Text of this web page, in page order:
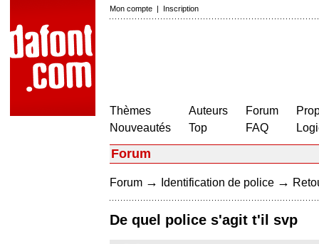
Mon compte | Inscription
Thèmes
Nouveautés
Auteurs
Top
Forum
FAQ
Forum
Forum → Identification de police →
De quel police s'agit t'il svp